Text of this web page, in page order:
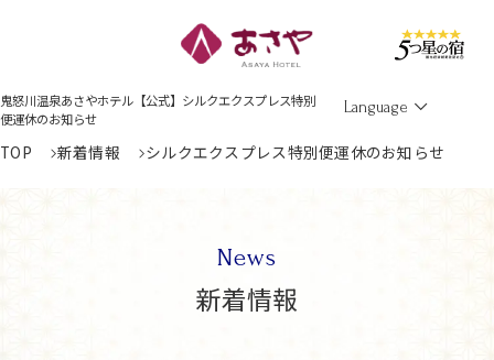
鬼怒川温泉あさやホテル【公式】シルクエクスプレス特別
便運休のお知らせ
Language
TOP 新着情報 シルクエクスプレス特別便運休のお知らせ
News
新着情報